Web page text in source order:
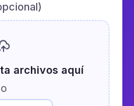
archivos aquí
o